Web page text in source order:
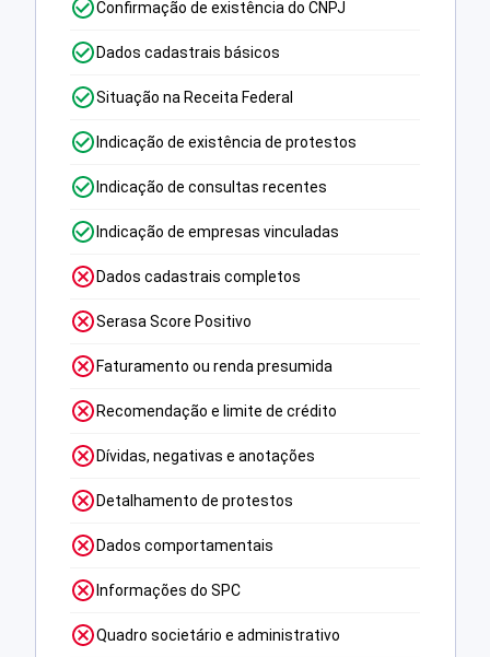
Confirmação de existência do CNPJ
Dados cadastrais básicos
Situação na Receita Federal
Indicação de existência de protestos
Indicação de consultas recentes
Indicação de empresas vinculadas
Dados cadastrais completos
Serasa Score Positivo
Faturamento ou renda presumida
Recomendação e limite de crédito
Dívidas, negativas e anotações
Detalhamento de protestos
Dados comportamentais
Informações do SPC
Quadro societário e administrativo